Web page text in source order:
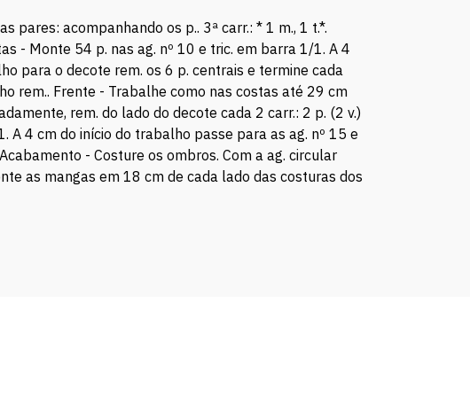
pares: acompanhando os p.. 3ª carr.: * 1 m., 1 t.*.
- Monte 54 p. nas ag. nº 10 e tric. em barra 1/1. A 4
para o decote rem. os 6 p. centrais e termine cada
rem.. Frente - Trabalhe como nas costas até 29 cm
rem. do lado do decote cada 2 carr.: 2 p. (2 v.)
A 4 cm do início do trabalho passe para as ag. nº 15 e
- Costure os ombros. Com a ag. circular
as mangas em 18 cm de cada lado das costuras dos